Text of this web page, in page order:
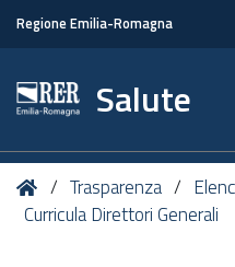
Regione Emilia-Romagna
Salute
Tu
sei
HomeTrasparenza
Curricula Direttori Generali